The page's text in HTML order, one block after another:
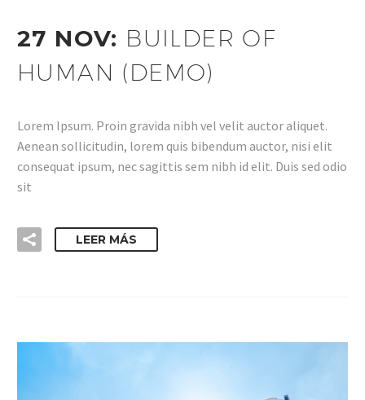
27 NOV: BUILDER OF
HUMAN (DEMO)
Lorem Ipsum. Proin gravida nibh vel velit auctor aliquet.
Aenean sollicitudin, lorem quis bibendum auctor, nisi elit
consequat ipsum, nec sagittis sem nibh id elit. Duis sed odio
sit
LEER MÁS